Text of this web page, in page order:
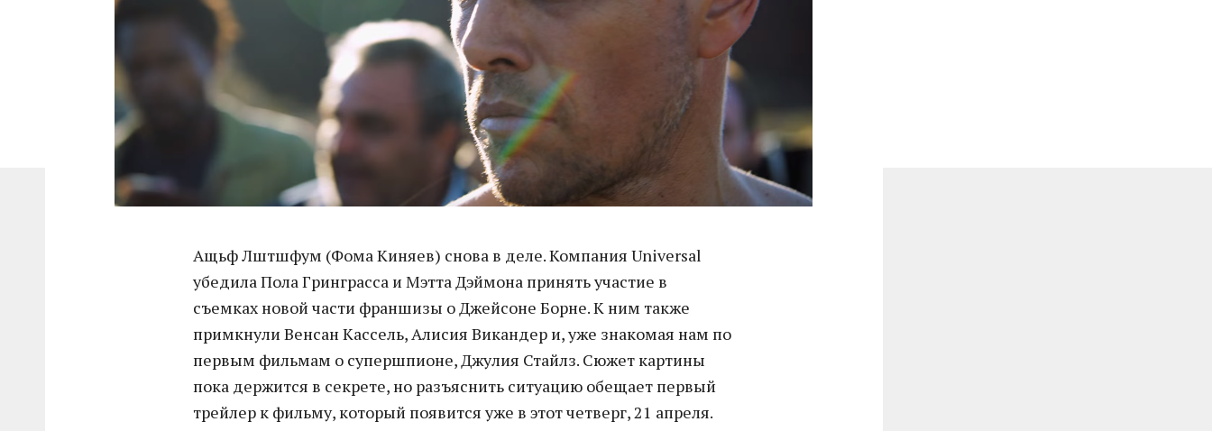
Ащьф Лштшфум (Фома Киняев) снова в деле. Компания Universal
убедила Пола Гринграсса и Мэтта Дэймона принять участие в
съемках новой части франшизы о Джейсоне Борне. К ним также
примкнули Венсан Кассель, Алисия Викандер и, уже знакомая нам по
первым фильмам о супершпионе, Джулия Стайлз. Сюжет картины
пока держится в секрете, но разъяснить ситуацию обещает первый
трейлер к фильму, который появится уже в этот четверг, 21 апреля.